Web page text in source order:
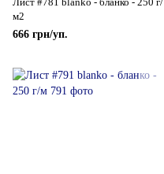
м2
666 грн/уп.